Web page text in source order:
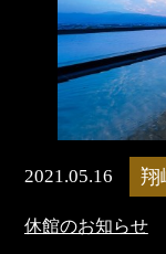
2021.05.16 翔
休館のお知らせ